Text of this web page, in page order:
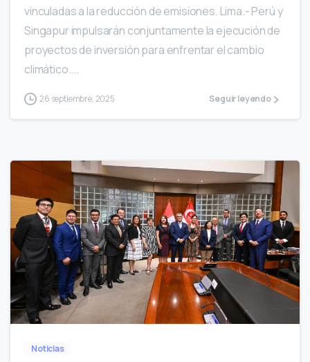
vinculadas a la reducción de emisiones. Lima.- Perú y
Singapur impulsarán conjuntamente la ejecución de
proyectos de inversión para enfrentar el cambio
climático....
26 septiembre, 2025 Seguir leyendo
Noticias